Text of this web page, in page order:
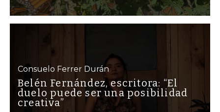
Consuelo Ferrer Durán
Belén Fernández, escritora: “El
duelo puede ser una posibilidad
creativa”